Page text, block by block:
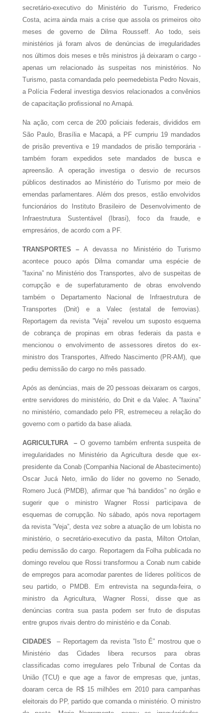
secretário-executivo do Ministério do Turismo, Frederico
Costa, acirra ainda mais a crise que assola os primeiros oito
meses de governo de Dilma Rousseff. Ao todo, seis
ministérios já foram alvos de denúncias de irregularidades
nos últimos dois meses e três ministros já deixaram o cargo -
apenas um relacionado às suspeitas nos ministérios. No
Turismo, pasta comandada pelo peemedebista Pedro Novais,
a Polícia Federal investiga desvios relacionados a convênios
de capacitação profissional no Amapá.
Na ação, com cerca de 200 policiais federais, divididos em
São Paulo, Brasília e Macapá, a PF cumpriu 19 mandados
de prisão preventiva e 19 mandados de prisão temporária -
também foram expedidos sete mandados de busca e
apreensão. A operação investiga o desvio de recursos
públicos destinados ao Ministério do Turismo por meio de
emendas parlamentares. Além dos presos, estão envolvidos
funcionários do Instituto Brasileiro de Desenvolvimento de
Infraestrutura Sustentável (Ibrasi), foco da fraude, e
empresários, de acordo com a PF.
TRANSPORTES –A devassa no Ministério do Turismo
acontece pouco após Dilma comandar uma espécie de
”faxina” no Ministério dos Transportes, alvo de suspeitas de
corrupção e de superfaturamento de obras envolvendo
também o Departamento Nacional de Infraestrutura de
Transportes (Dnit) e a Valec (estatal de ferrovias).
Reportagem da revista ”Veja” revelou um suposto esquema
de cobrança de propinas em obras federais da pasta e
mencionou o envolvimento de assessores diretos do ex-
ministro dos Transportes, Alfredo Nascimento (PR-AM), que
pediu demissão do cargo no mês passado.
Após as denúncias, mais de 20 pessoas deixaram os cargos,
entre servidores do ministério, do Dnit e da Valec. A ”faxina”
no ministério, comandado pelo PR, estremeceu a relação do
governo com o partido da base aliada.
AGRICULTURA–O governo também enfrenta suspeita de
irregularidades no Ministério da Agricultura desde que ex-
presidente da Conab (Companhia Nacional de Abastecimento)
Oscar Jucá Neto, irmão do líder no governo no Senado,
Romero Jucá (PMDB), afirmar que ”há bandidos” no órgão e
sugerir que o ministro Wagner Rossi participava de
esquemas de corrupção. No sábado, após nova reportagem
da revista ”Veja”, desta vez sobre a atuação de um lobista no
ministério, o secretário-executivo da pasta, Milton Ortolan,
pediu demissão do cargo. Reportagem da Folha publicada no
domingo revelou que Rossi transformou a Conab num cabide
de empregos para acomodar parentes de líderes políticos de
seu partido, o PMDB. Em entrevista na segunda-feira, o
ministro da Agricultura, Wagner Rossi, disse que as
denúncias contra sua pasta podem ser fruto de disputas
entre grupos rivais dentro do ministério e da Conab.
CIDADES – Reportagem da revista ”Isto É” mostrou que o
Ministério das Cidades libera recursos para obras
classificadas como irregulares pelo Tribunal de Contas da
União (TCU) e que age a favor de empresas que, juntas,
doaram cerca de R$ 15 milhões em 2010 para campanhas
eleitorais do PP, partido que comanda o ministério. O ministro